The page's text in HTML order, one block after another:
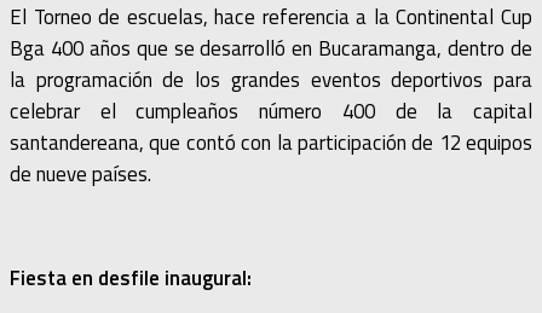
El Torneo de escuelas, hace referencia a la Continental Cup
Bga 400 años que se desarrolló en Bucaramanga, dentro de
la programación de los grandes eventos deportivos para
celebrar el cumpleaños número 400 de la capital
santandereana, que contó con la participación de 12 equipos
de nueve países.
Fiesta en desfile inaugural: